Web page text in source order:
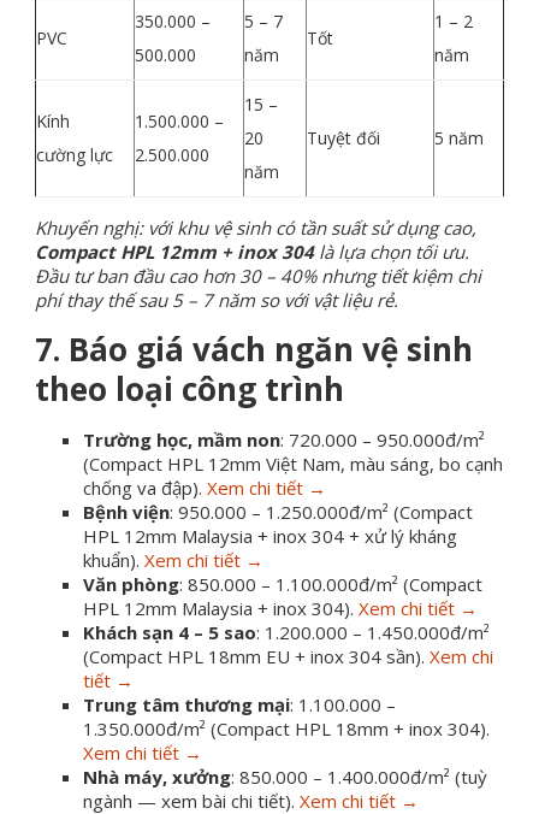
PVC
350.000 –
500.000
5 – 7
năm
Tốt
1 – 2
năm
Kính
cường lực
1.500.000 –
2.500.000
15 –
20
năm
Tuyệt đối 5 năm
Khuyến nghị: với khu vệ sinh có tần suất sử dụng cao,
Compact HPL 12mm + inox 304là lựa chọn tối ưu.
Đầu tư ban đầu cao hơn 30 – 40% nhưng tiết kiệm chi
phí thay thế sau 5 – 7 năm so với vật liệu rẻ.
7. Báo giá vách ngăn vệ sinh
theo loại công trình
Trường học, mầm non: 720.000 – 950.000đ/m²
(Compact HPL 12mm Việt Nam, màu sáng, bo cạnh
chống va đập). Xem chi tiết →
Bệnh viện: 950.000 – 1.250.000đ/m² (Compact
HPL 12mm Malaysia + inox 304 + xử lý kháng
khuẩn). Xem chi tiết →
Văn phòng: 850.000 – 1.100.000đ/m² (Compact
HPL 12mm Malaysia + inox 304). Xem chi tiết →
Khách sạn 4 – 5 sao: 1.200.000 – 1.450.000đ/m²
(Compact HPL 18mm EU + inox 304 sần). Xem chi
tiết →
Trung tâm thương mại: 1.100.000 –
1.350.000đ/m² (Compact HPL 18mm + inox 304).
Xem chi tiết →
Nhà máy, xưởng: 850.000 – 1.400.000đ/m² (tuỳ
ngành — xem bài chi tiết). Xem chi tiết →